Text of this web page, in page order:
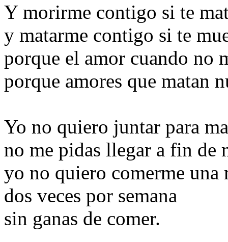
Y morirme contigo si te
y matarme contigo si te
porque el amor cuando no
porque amores que matan
Yo no quiero juntar para
no me pidas llegar a fin de
yo no quiero comerme una
dos veces por semana
sin ganas de comer.